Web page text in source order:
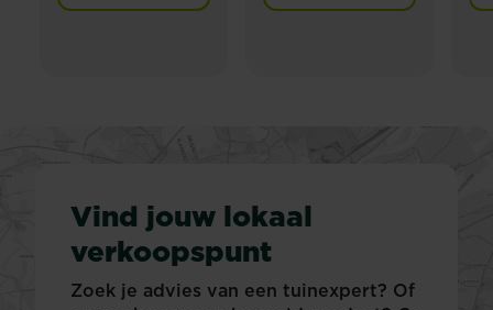
Vind jouw lokaal
verkoopspunt
Zoek je advies van een tuinexpert? Of